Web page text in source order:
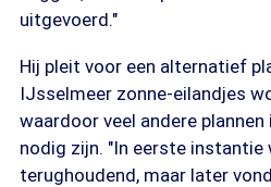
uitgevoerd."
Hij pleit voor een alternatief
IJsselmeer zonne-eilandjes
waardoor veel andere
nodig zijn. "In eerste instantie
terughoudend, maar later